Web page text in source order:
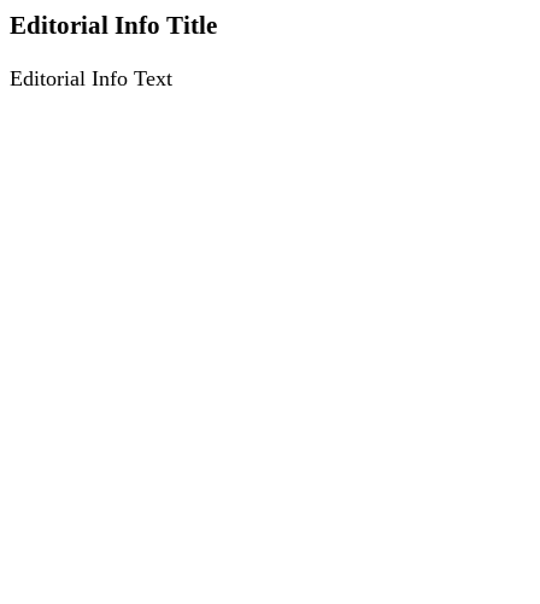
Editorial Info Title
Editorial Info Text